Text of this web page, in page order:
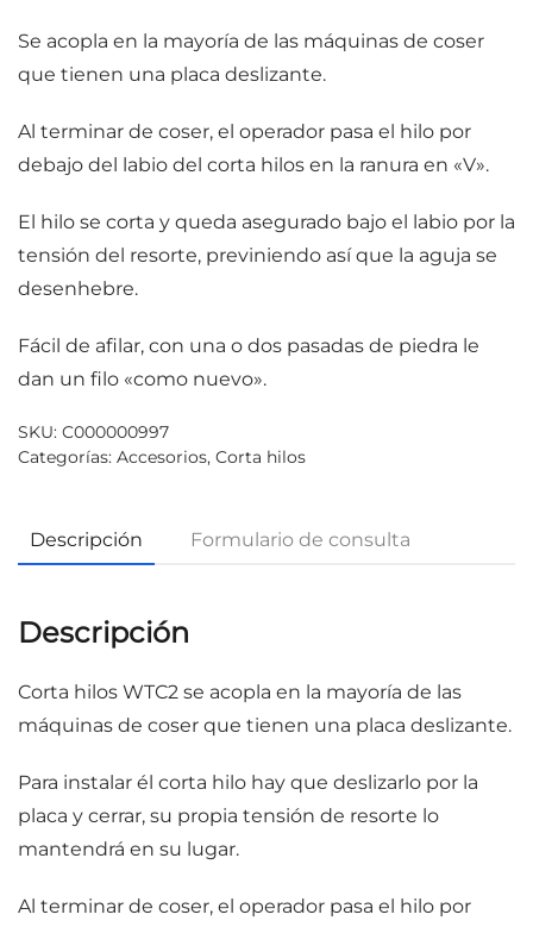
Se acopla en la mayoría de las máquinas de coser
que tienen una placa deslizante.
Al terminar de coser, el operador pasa el hilo por
debajo del labio del corta hilos en la ranura en «V».
El hilo se corta y queda asegurado bajo el labio por la
tensión del resorte, previniendo así que la aguja se
desenhebre.
Fácil de afilar, con una o dos pasadas de piedra le
dan un filo «como nuevo».
SKU: C000000997
Categorías: Accesorios, Corta hilos
Descripción Formulario de consulta
Descripción
Corta hilos WTC2 se acopla en la mayoría de las
máquinas de coser que tienen una placa deslizante.
Para instalar él corta hilo hay que deslizarlo por la
placa y cerrar, su propia tensión de resorte lo
mantendrá en su lugar.
Al terminar de coser, el operador pasa el hilo por